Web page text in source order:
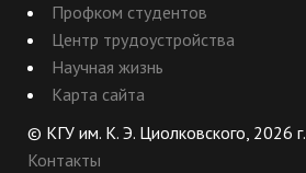
Профком студентов
Центр трудоустройства
Научная жизнь
Карта сайта
© КГУ им. К. Э. Циолковского, 2026 г.
Контакты